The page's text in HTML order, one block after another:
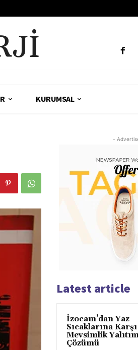
KURUMSAL
-
Latest article
İzocam’dan Yaz
Sıcaklarına
Mevsimlik
Çözümü